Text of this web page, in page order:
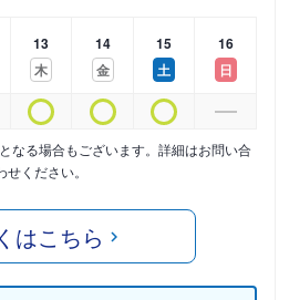
13
木
14
金
15
土
16
日
なる場合もございます。詳細はお問い合
せください。
はこちら